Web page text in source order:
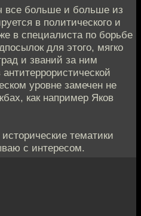
все больше и больше из
в политического и
в специалиста по борьбе
для этого, мягко
и званий за ним
уровне замечен не
как например Яков
тематики
с интересом.